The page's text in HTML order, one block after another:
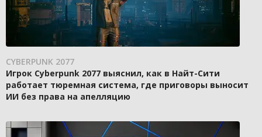
CYBERPUNK 2077
Игрок Cyberpunk 2077 выяснил, как в Найт-Сити
работает тюремная система, где приговоры выносит
ИИ без права на апелляцию